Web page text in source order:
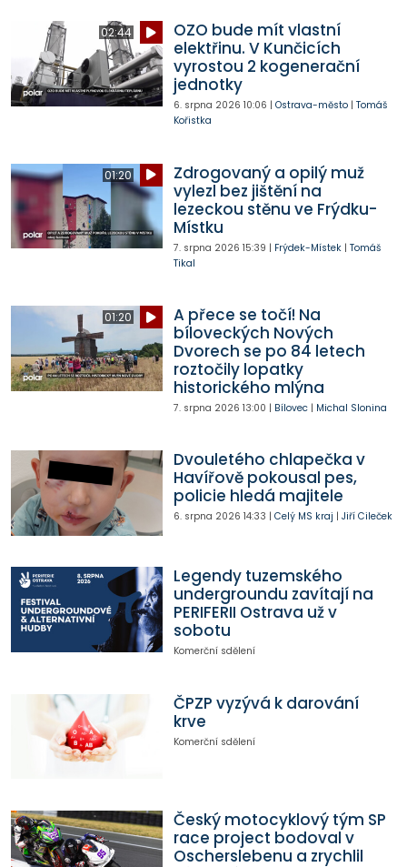
02:44
OZO bude mít vlastní
elektřinu. V Kunčicích
vyrostou 2 kogenerační
jednotky
6. srpna 2026 10:06 | Ostrava-město| Tomáš
Kořistka
01:20
Zdrogovaný a opilý muž
vylezl bez jištění na
lezeckou stěnu ve Frýdku-
Místku
7. srpna 2026 15:39 | Frýdek-Místek| Tomáš
Tikal
01:20
A přece se točí! Na
bíloveckých Nových
Dvorech se po 84 letech
roztočily lopatky
historického mlýna
7. srpna 2026 13:00 | Bílovec| Michal Slonina
Dvouletého chlapečka v
Havířově pokousal pes,
policie hledá majitele
6. srpna 2026 14:33 | Celý MS kraj | Jiří Cileček
Legendy tuzemského
undergroundu zavítají na
PERIFERII Ostrava už v
sobotu
Komerční sdělení
ČPZP vyzývá k darování
krve
Komerční sdělení
Český motocyklový tým SP
race project bodoval v
Oscherslebenu a zrychlil